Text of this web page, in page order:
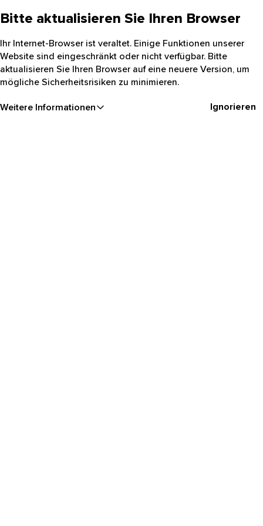
Bitte aktualisieren Sie Ihren Browser
Ihr Internet-Browser ist veraltet. Einige Funktionen unserer
Website sind eingeschränkt oder nicht verfügbar. Bitte
aktualisieren Sie Ihren Browser auf eine neuere Version, um
mögliche Sicherheitsrisiken zu minimieren.
Weitere Informationen Ignorieren